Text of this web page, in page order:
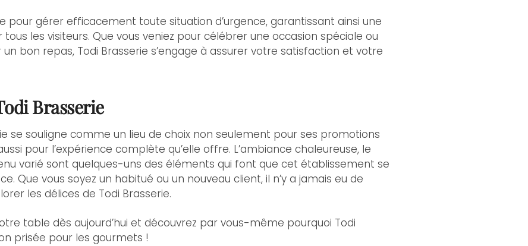
pour gérer efficacement toute situation d’urgence, garantissant ainsi une
les visiteurs. Que vous veniez pour célébrer une occasion spéciale ou
bon repas, Todi Brasserie s’engage à assurer votre satisfaction et votre
Brasserie
se souligne comme un lieu de choix non seulement pour ses promotions
pour l’expérience complète qu’elle offre. L’ambiance chaleureuse, le
varié sont quelques-uns des éléments qui font que cet établissement se
Que vous soyez un habitué ou un nouveau client, il n’y a jamais eu de
les délices de Todi Brasserie.
table dès aujourd’hui et découvrez par vous-même pourquoi Todi
prisée pour les gourmets !